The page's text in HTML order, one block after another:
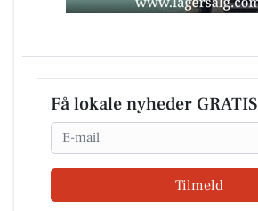
Få lokale nyheder GRATIS
Email
Tilmeld